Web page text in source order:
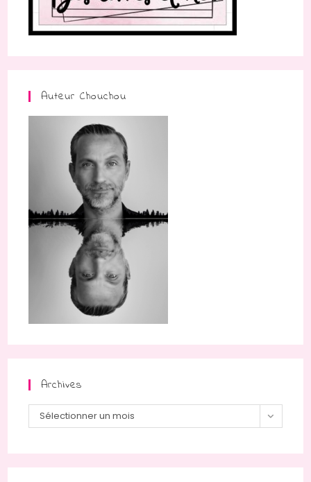
Auteur Chouchou
Archives
Archives
Sélectionner un mois